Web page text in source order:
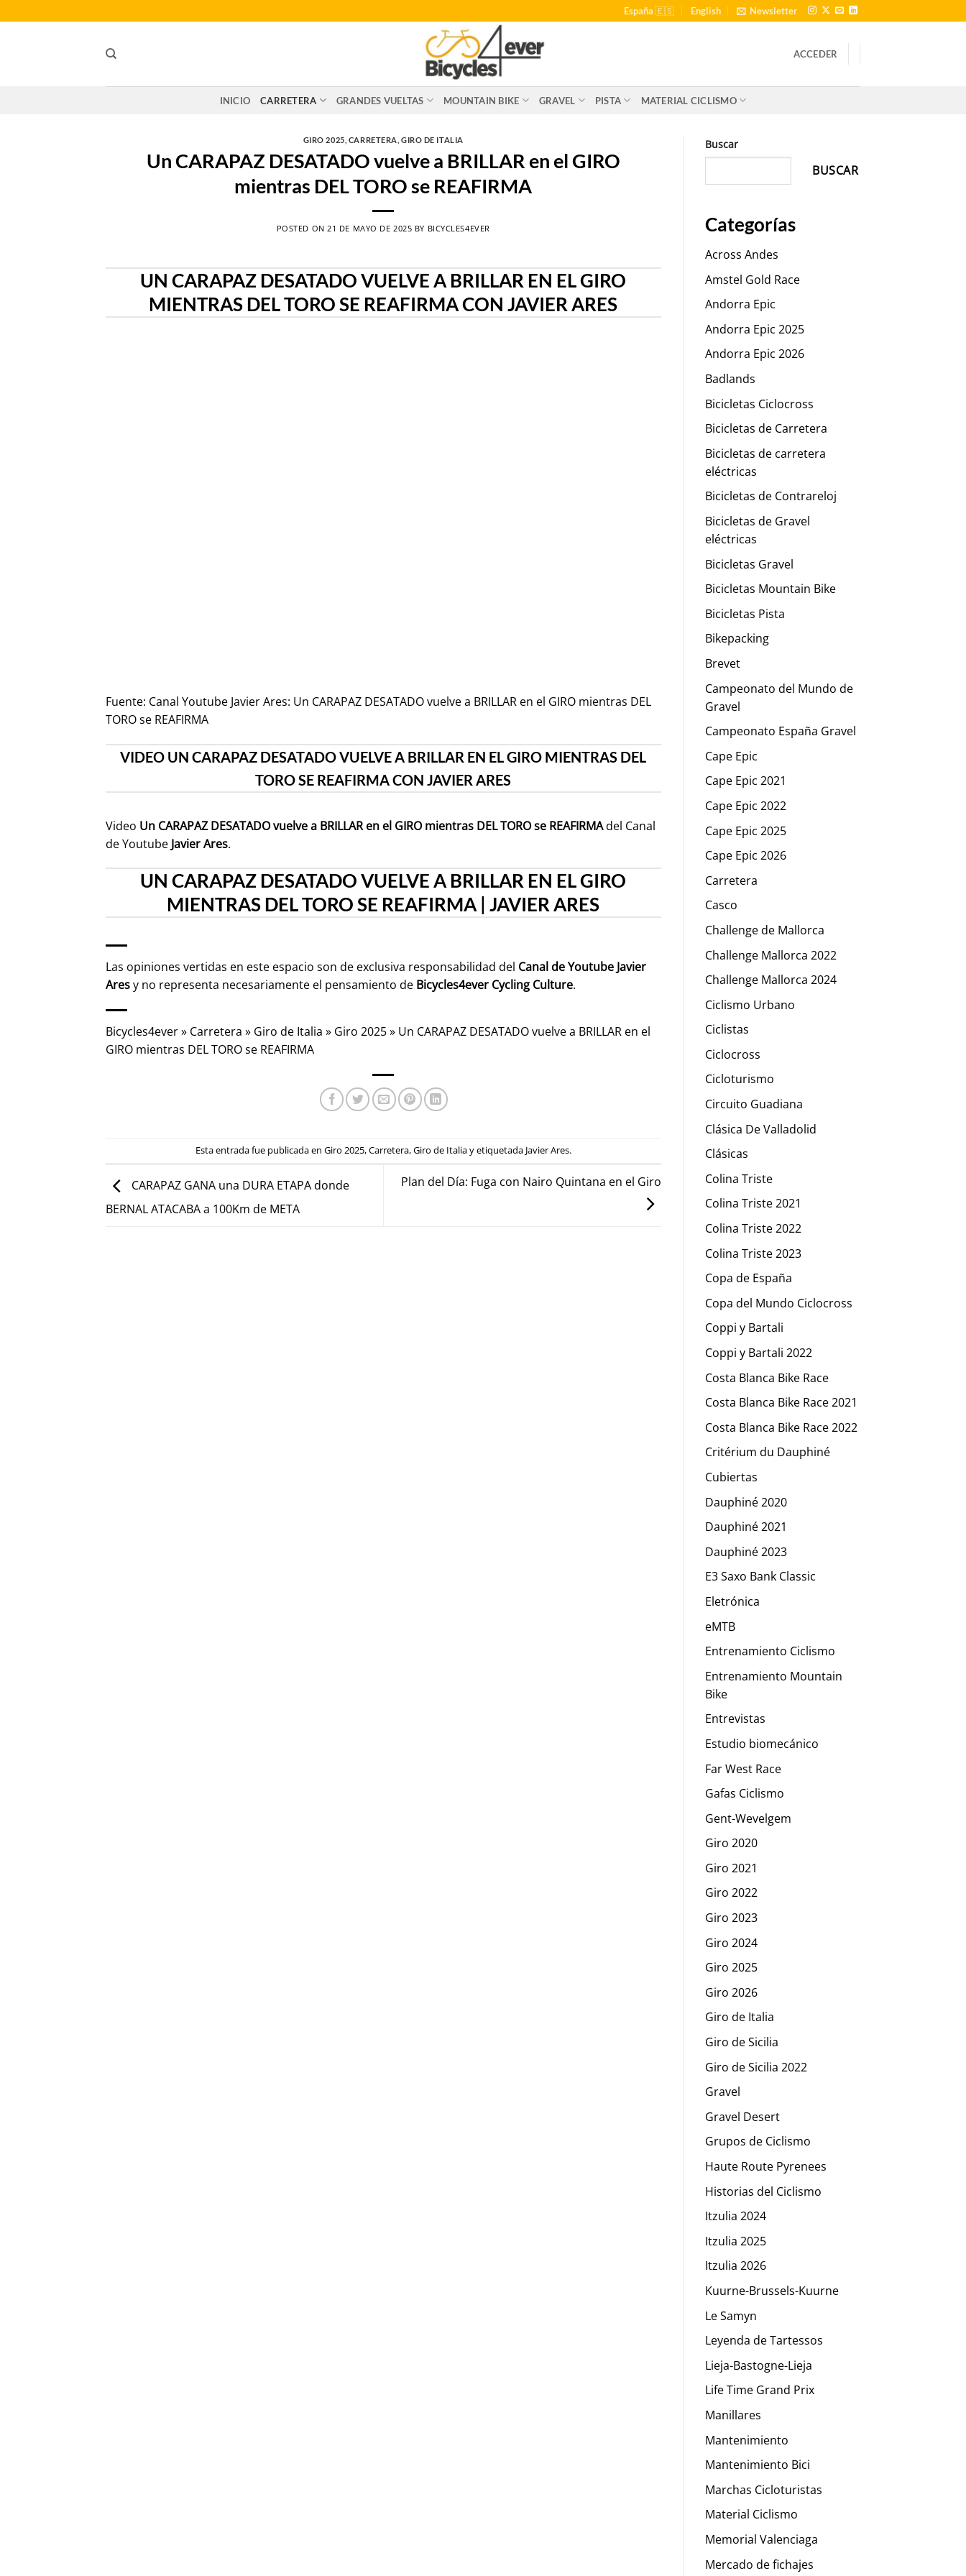
al
España 🇪🇸 English Newsletter
ACCEDER
INICIO CARRETERA GRANDES VUELTAS MOUNTAIN BIKE GRAVEL PISTA MATERIAL CICLISMO
GIRO 2025 CARRETERA GIRO DE ITALIA
Un CARAPAZ DESATADO vuelve a BRILLAR en el GIRO
mientras DEL TORO se REAFIRMA
POSTED ON 21 DE MAYO DE 2025 BY BICYCLES4EVER
UN CARAPAZ DESATADO VUELVE A BRILLAR EN EL GIRO
MIENTRAS DEL TORO SE REAFIRMA CON JAVIER ARES
Fuente: Canal Youtube Javier Ares: Un CARAPAZ DESATADO vuelve a BRILLAR en el GIRO mientras DEL
TORO se REAFIRMA
VIDEO UN CARAPAZ DESATADO VUELVE A BRILLAR EN EL GIRO MIENTRAS DEL
TORO SE REAFIRMA CON JAVIER ARES
Video Un CARAPAZ DESATADO vuelve a BRILLAR en el GIRO mientras DEL TORO se REAFIRMAdel Canal
de Youtube Javier Ares.
UN CARAPAZ DESATADO VUELVE A BRILLAR EN EL GIRO
MIENTRAS DEL TORO SE REAFIRMA | JAVIER ARES
Las opiniones vertidas en este espacio son de exclusiva responsabilidad del Canal de Youtube Javier
Aresy no representa necesariamente el pensamiento de Bicycles4ever Cycling Culture.
Bicycles4ever» Carretera » Giro de Italia » Giro 2025» Un CARAPAZ DESATADO vuelve a BRILLAR en el
GIRO mientras DEL TORO se REAFIRMA
Esta entrada fue publicada en Giro 2025,Carretera,Giro de Italiay etiquetada Javier Ares.
CARAPAZ GANA una DURA ETAPA donde
BERNAL ATACABA a 100Km de META
Plan del Día: Fuga con Nairo Quintana en el Giro
Buscar
BUSCAR
Categorías
Across Andes
Amstel Gold Race
Andorra Epic
Andorra Epic 2025
Andorra Epic 2026
Badlands
Bicicletas Ciclocross
Bicicletas de Carretera
Bicicletas de carretera
eléctricas
Bicicletas de Contrareloj
Bicicletas de Gravel
eléctricas
Bicicletas Gravel
Bicicletas Mountain Bike
Bicicletas Pista
Bikepacking
Brevet
Campeonato del Mundo de
Gravel
Campeonato España Gravel
Cape Epic
Cape Epic 2021
Cape Epic 2022
Cape Epic 2025
Cape Epic 2026
Carretera
Casco
Challenge de Mallorca
Challenge Mallorca 2022
Challenge Mallorca 2024
Ciclismo Urbano
Ciclistas
Ciclocross
Cicloturismo
Circuito Guadiana
Clásica De Valladolid
Clásicas
Colina Triste
Colina Triste 2021
Colina Triste 2022
Colina Triste 2023
Copa de España
Copa del Mundo Ciclocross
Coppi y Bartali
Coppi y Bartali 2022
Costa Blanca Bike Race
Costa Blanca Bike Race 2021
Costa Blanca Bike Race 2022
Critérium du Dauphiné
Cubiertas
Dauphiné 2020
Dauphiné 2021
Dauphiné 2023
E3 Saxo Bank Classic
Eletrónica
eMTB
Entrenamiento Ciclismo
Entrenamiento Mountain
Bike
Entrevistas
Estudio biomecánico
Far West Race
Gafas Ciclismo
Gent-Wevelgem
Giro 2020
Giro 2021
Giro 2022
Giro 2023
Giro 2024
Giro 2025
Giro 2026
Giro de Italia
Giro de Sicilia
Giro de Sicilia 2022
Gravel
Gravel Desert
Grupos de Ciclismo
Haute Route Pyrenees
Historias del Ciclismo
Itzulia 2024
Itzulia 2025
Itzulia 2026
Kuurne-Brussels-Kuurne
Le Samyn
Leyenda de Tartessos
Lieja-Bastogne-Lieja
Life Time Grand Prix
Manillares
Mantenimiento
Mantenimiento Bici
Marchas Cicloturistas
Material Ciclismo
Memorial Valenciaga
Mercado de fichajes